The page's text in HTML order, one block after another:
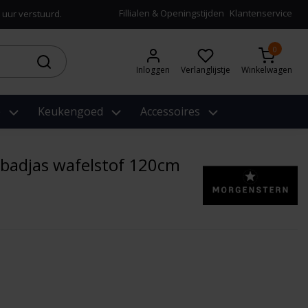
verstuurd. Fillialen & Openingstijden Klantenservice
Inloggen Verlanglijstje
0
Winkelwagen
Keukengoed Accessoires
wafelstof 120cm